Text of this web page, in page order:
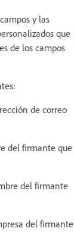
y las
que
de los campos
de correo
del firmante que
del firmante
del firmante